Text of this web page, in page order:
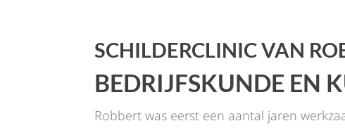
SCHILDERCLINIC VAN
BEDRIJFSKUNDE EN
Robbert was eerst een aantal jaren